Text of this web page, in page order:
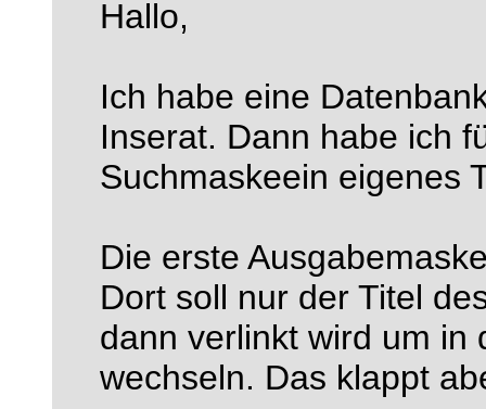
Hallo,
Ich habe eine
Inserat. Dann habe ich
Suchmaskeein eigenes
Die erste
Dort soll nur der Titel
dann verlinkt wird um in
wechseln. Das klappt